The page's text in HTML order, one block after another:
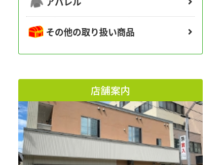
その他の取り扱い商品
店舗案内